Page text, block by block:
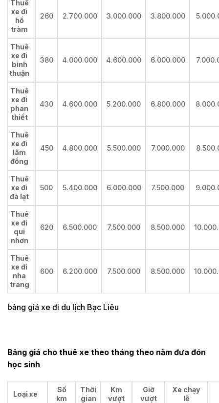
Thuê
xe đi
hồ
tràm
260 2.700.000 3.000.000 3.800.000
Thuê
xe đi
bình
thuận
380 4.000.000 4.600.000 6.000.000
Thuê
xe đi
phan
thiết
430 4.600.000 5.200.000 6.800.000
Thuê
xe đi
lâm
đồng
450 4.800.000 5.500.000 7.000.000
Thuê
xe đi
đà lạt
500 5.400.000 6.000.000 7.500.000
Thuê
xe đi
qui
nhơn
620 6.500.000 7.500.000 8.500.000
Thuê
xe đi
nha
trang
600 6.200.000 7.500.000 8.500.000
bảng giá xe đi du lịch Bạc Liêu
Bảng giá cho thuê xe theo tháng theo năm đưa đón
học sinh
Loại xe
Số
km
Thời
gian
Km
vượt
Giờ
vượt
Xe chạy
lễ